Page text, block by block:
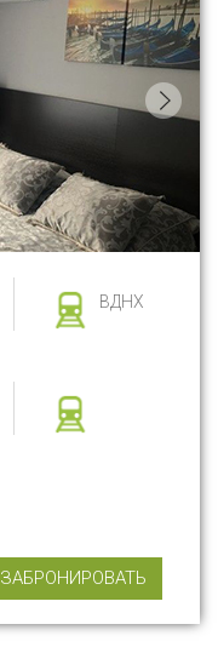
ВДНХ
ЗАБРОНИРОВАТЬ